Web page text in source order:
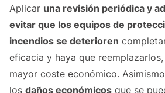
Aplicar una revisión periódica y
evitar que los equipos de
incendios se deterioren
eficacia y haya que
mayor coste económico.
los daños económicos que se